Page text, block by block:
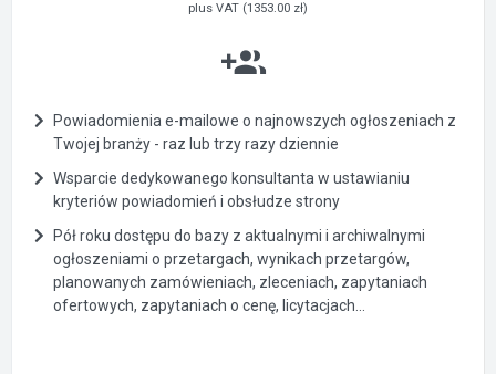
plus VAT (1353.00 zł)
Powiadomienia e-mailowe o najnowszych ogłoszeniach z
Twojej branży - raz lub trzy razy dziennie
Wsparcie dedykowanego konsultanta w ustawianiu
kryteriów powiadomień i obsłudze strony
Pół roku dostępu do bazy z aktualnymi i archiwalnymi
ogłoszeniami o przetargach, wynikach przetargów,
planowanych zamówieniach, zleceniach, zapytaniach
ofertowych, zapytaniach o cenę, licytacjach...